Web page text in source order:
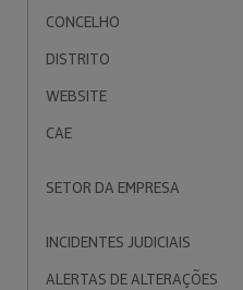
CONCELHO
DISTRITO
WEBSITE
CAE
SETOR DA EMPRESA
INCIDENTES JUDICIAIS
ALERTAS DE ALTERAÇÕES